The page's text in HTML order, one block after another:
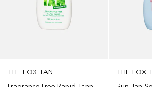
THE FOX TAN
THE FOX